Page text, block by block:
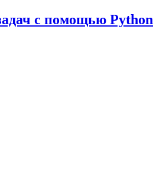
с помощью Python